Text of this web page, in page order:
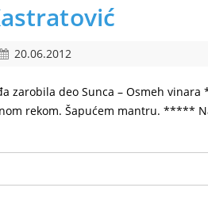
20.06.2012
deo Sunca – Osmeh
rekom. Šapućem mantru. *****